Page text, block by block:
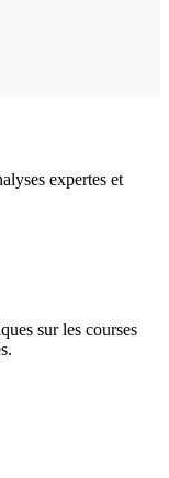
expertes et
sur les courses